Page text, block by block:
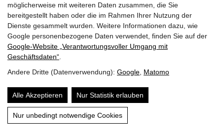
möglicherweise mit weiteren Daten zusammen, die Sie
bereitgestellt haben oder die im Rahmen Ihrer Nutzung der
Dienste gesammelt wurden. Weitere Informationen dazu, wie
Google personenbezogene Daten verwendet, finden Sie auf der
Google‑Website „Verantwortungsvoller Umgang mit
Geschäftsdaten“
Andere Dritte (Datenverwendung): Google Matomo
Alle Akzeptieren Nur Statistik erlauben
Nur unbedingt notwendige Cookies
Inhalt
Im Staudenbeet: Das „Alpine
Dreamteam“
Im Ziergarten glänzt das Bergbohnenkraut vor allem
in Steingärten, auf Trockenmauern oder im
Vordergrund von sonnigen Rabatten. Da es einen
eher niedrigen, kompakten Wuchs hat, braucht es